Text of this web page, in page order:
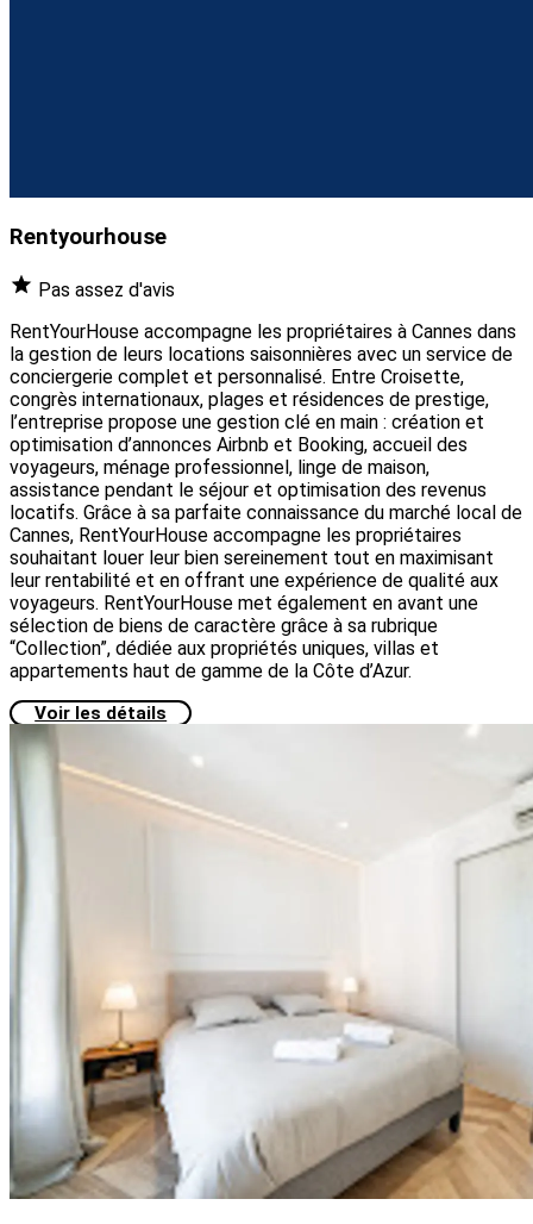
Rentyourhouse
Pas assez d'avis
RentYourHouse accompagne les propriétaires à Cannes dans
la gestion de leurs locations saisonnières avec un service de
conciergerie complet et personnalisé. Entre Croisette,
congrès internationaux, plages et résidences de prestige,
l’entreprise propose une gestion clé en main : création et
optimisation d’annonces Airbnb et Booking, accueil des
voyageurs, ménage professionnel, linge de maison,
assistance pendant le séjour et optimisation des revenus
locatifs. Grâce à sa parfaite connaissance du marché local de
Cannes, RentYourHouse accompagne les propriétaires
souhaitant louer leur bien sereinement tout en maximisant
leur rentabilité et en offrant une expérience de qualité aux
voyageurs. RentYourHouse met également en avant une
sélection de biens de caractère grâce à sa rubrique
“Collection”, dédiée aux propriétés uniques, villas et
appartements haut de gamme de la Côte d’Azur.
Voir les détails